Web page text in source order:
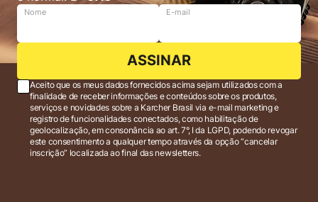
Nome E-mail
ASSINAR
Aceito que os meus dados fornecidos acima sejam utilizados com a
finalidade de receber informações e conteúdos sobre os produtos,
serviços e novidades sobre a Karcher Brasil via e-mail marketing e
registro de funcionalidades conectados, como habilitação de
geolocalização, em consonância ao art. 7°, I da LGPD, podendo revogar
este consentimento a qualquer tempo através da opção “cancelar
inscrição” localizada ao final das newsletters.